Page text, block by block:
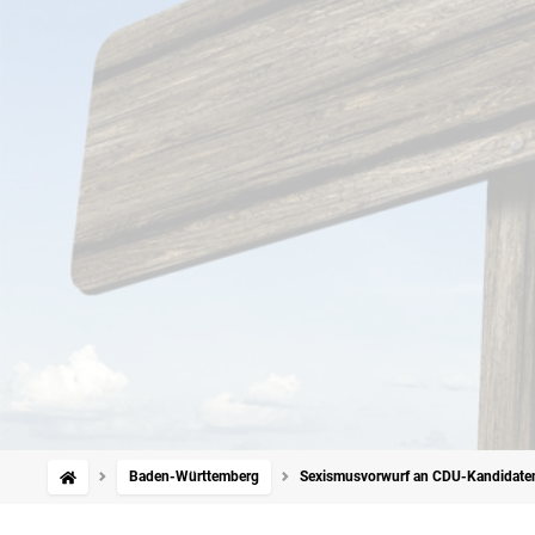
Baden-Württemberg Sexismusvorwurf an CDU-